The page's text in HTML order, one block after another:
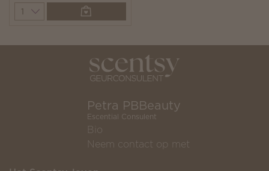
Quantity
Petra PBBeauty
Escential Consulent
Bio
Neem contact op met